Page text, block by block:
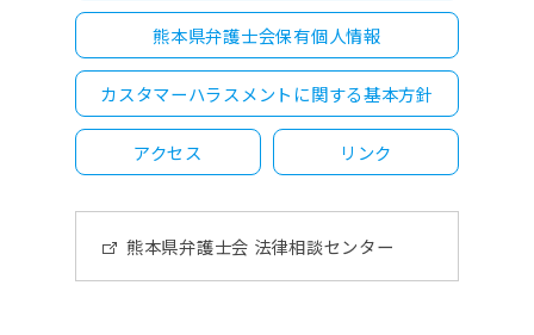
熊本県弁護士会保有個人情報
カスタマーハラスメントに関する基本方針
アクセス リンク
熊本県弁護士会 法律相談センター